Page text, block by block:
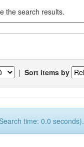
the search results.
| Sort items by
time: 0.0 seconds).